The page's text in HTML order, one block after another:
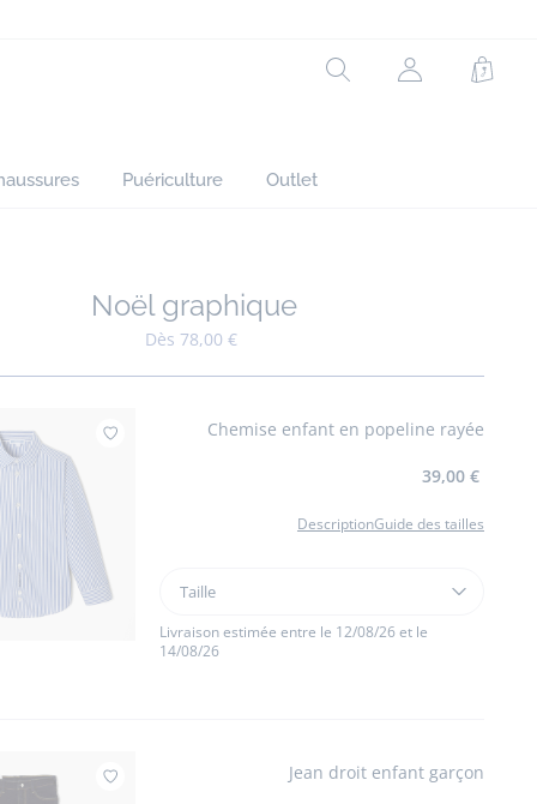
Rechercher
Mon
Puériculture Outlet
Ajouter à mes favoris : Noël graphique
Noël graphique
Dès 78,00 €
Ajouter à mes favoris : Chemise enfant en
Chemise enfant en popeline rayée
39,00 €
Description Guide des tailles
Taille
Chemise
enfant
en
Taille
Livraison estimée entre le 12/08/26 et le
14/08/26
Ajouter à mes favoris : Jean droit enfant garçon
Jean droit enfant garçon